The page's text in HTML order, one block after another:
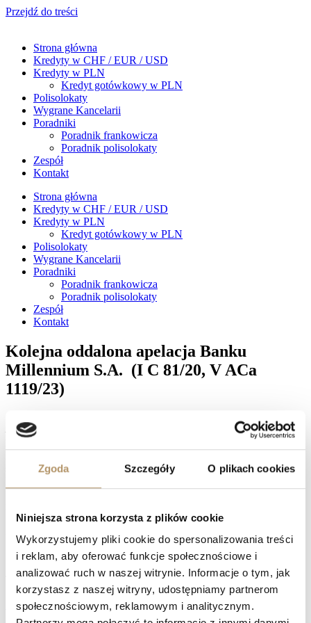
Zgoda Szczegóły O plikach cookies
Niniejsza strona korzysta z plików cookie
Wykorzystujemy pliki cookie do spersonalizowania treści
i reklam, aby oferować funkcje społecznościowe i
analizować ruch w naszej witrynie. Informacje o tym, jak
korzystasz z naszej witryny, udostępniamy partnerom
społecznościowym, reklamowym i analitycznym.
Przejdź do treści
Strona główna
Kredyty w CHF / EUR / USD
Kredyty w PLN
Kredyt gotówkowy w PLN
Polisolokaty
Wygrane Kancelarii
Poradniki
Poradnik frankowicza
Poradnik polisolokaty
Zespół
Kontakt
Strona główna
Kredyty w CHF / EUR / USD
Kredyty w PLN
Kredyt gotówkowy w PLN
Polisolokaty
Wygrane Kancelarii
Poradniki
Poradnik frankowicza
Poradnik polisolokaty
Zespół
Kontakt
Kolejna oddalona apelacja Banku
Millennium S.A. (I C 81/20, V ACa
1119/23)
Sąd Okręgowy w Gdańsku, w osobie Sędzi Magdaleny Lemańczyk
– Lis ustalił nieważność umowy kredytu zawartej przez naszych
Klientów z Bankiem Millennium. Sąd zasądził na rzecz naszych
spłacanego przez lata w ramach wykonywania nieważnej umowy.
przewidzeniami, została oddalona. Ponadto Sąd Apelacyjny zasądził
kosztów postępowania apelacyjnego. Wyrok jest już prawomocny.
Facebook
Twitter
LinkedIn
PrevPKO BP. S.A. przegrywa w obu instancjach! (I C 1113/21, I
ACa 1744/23)